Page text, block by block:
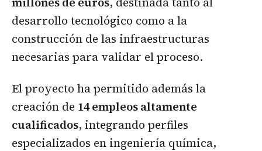
desarrollo tecnológico como a la
construcción de las infraestructuras
necesarias para validar el proceso.
El proyecto ha permitido además la
creación de 14 empleos altamente
cualificados, integrando perfiles
especializados en ingeniería química,